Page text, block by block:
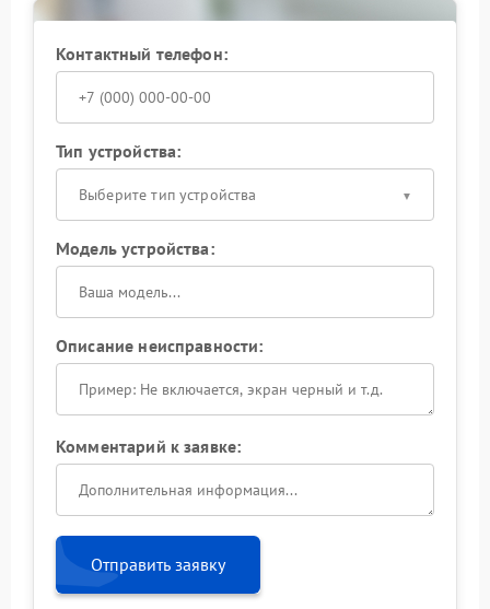
корректность работы платы в разных сценариях
Доверьте устранение неисправности специалистам
— это обеспечит стабильную работу ИБП и сохранит
его эксплуатационные характеристики. Оформите
заявку на выезд мастера или доставку устройства в
сервис для комплексной оценки состояния платы.
Контактный телефон:
Тип устройства:
Выберите тип устройства
Модель устройства:
Описание неисправности:
Комментарий к заявке:
Отправить заявку